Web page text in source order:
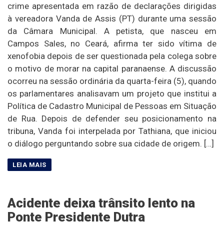
crime apresentada em razão de declarações dirigidas
à vereadora Vanda de Assis (PT) durante uma sessão
da Câmara Municipal. A petista, que nasceu em
Campos Sales, no Ceará, afirma ter sido vítima de
xenofobia depois de ser questionada pela colega sobre
o motivo de morar na capital paranaense. A discussão
ocorreu na sessão ordinária da quarta-feira (5), quando
os parlamentares analisavam um projeto que institui a
Política de Cadastro Municipal de Pessoas em Situação
de Rua. Depois de defender seu posicionamento na
tribuna, Vanda foi interpelada por Tathiana, que iniciou
o diálogo perguntando sobre sua cidade de origem. […]
Acidente deixa trânsito lento na
Ponte Presidente Dutra